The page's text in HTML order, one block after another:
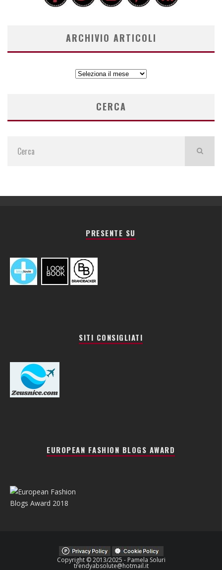
ARCHIVIO ARTICOLI
ARCHIVIO
CERCA
PRESENTE SU
SITI CONSIGLIATI
EUROPEAN FASHION BLOGS AWARD
Copyright © 2013/2025 - Pamela Soluri
trendyabsolute@hotmail.it